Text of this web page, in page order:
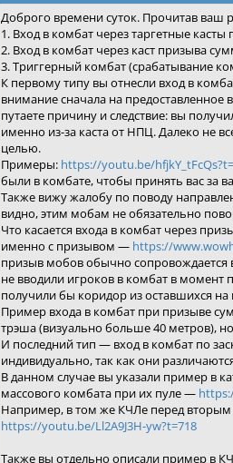
Доброго времени суток. Прочитав ваш
1. Вход в комбат через таргетные касты
2. Вход в комбат через каст призыва
3. Триггерный комбат (срабатывание
К первому типу вы отнесли вход в
внимание сначала на предоставленное
путаете причину и следствие: вы
именно из-за каста от НПЦ. Далеко не
целью.
Примеры: https://youtu.be/
были в комбате, чтобы принять вас за
Также вижу жалобу по поводу
видно, этим мобам не обязательно
Что касается входа в комбат через
именно с призывом — https://
призыв мобов обычно сопровождается
не вводили игроков в комбат в момент
получили бы коридор из оставшихся
Пример входа в комбат при призыве
трэша (визуально больше 40 метров),
И последний тип — вход в комбат по
индивидуально, так как они
В данном случае вы указали пример в
массового комбата при их пуле —
Например, в том же КЧЛе перед вторым
https://youtu.be/Ll2A9J3H-yw?t=718
Также вы отдельно описали пример в